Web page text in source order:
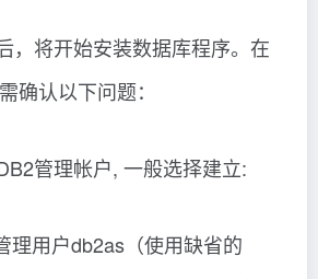
，将开始安装数据库程序。在
确认以下问题：
管理帐户, 一般选择建立:
理用户db2as（使用缺省的